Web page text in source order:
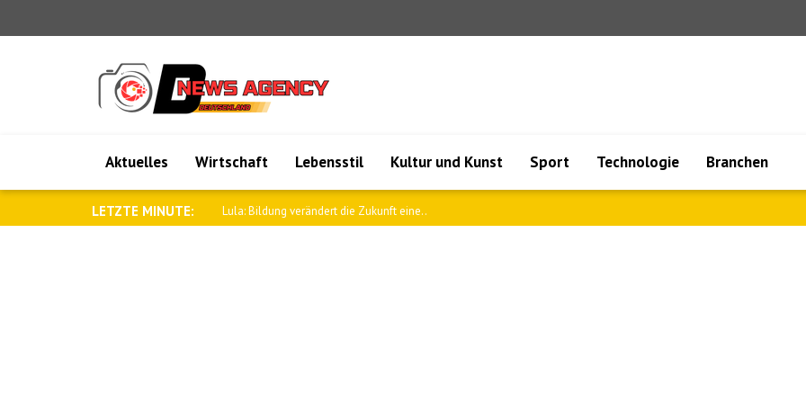
Aktuelles Wirtschaft Lebensstil Kultur und Kunst Sport Technologie Branchen
LETZTE MINUTE: Lula: Bildung verändert die Zukunft eine..